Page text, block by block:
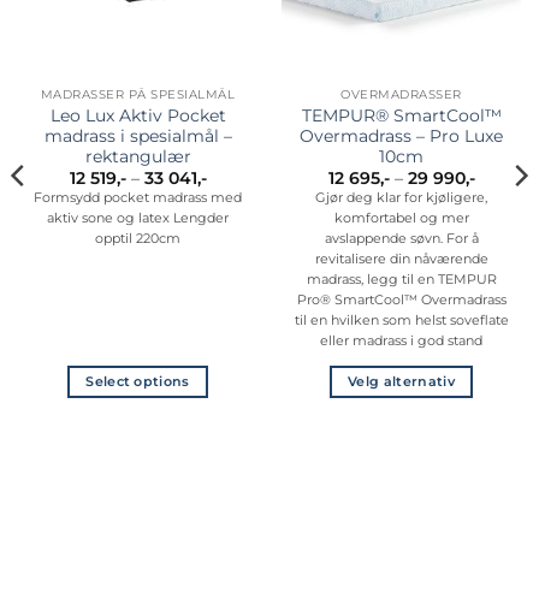
MADRASSER PÅ SPESIALMÅL
Leo Lux Aktiv Pocket
madrass i spesialmål –
rektangulær
12 519,- – 33 041,-Prisområde:
12
519,-
til
Formsydd pocket madrass med
aktiv sone og latex Lengder
opptil 220cm
Select options
OVERMADRASSER
TEMPUR® SmartCool™
Overmadrass – Pro Luxe
10cm
12 695,- – 29 990,-
12
695,-
29
990,-
Gjør deg klar for kjøligere,
komfortabel og mer
avslappende søvn. For å
revitalisere din nåværende
madrass, legg til en TEMPUR
Pro® SmartCool™ Overmadrass
til en hvilken som helst soveflate
eller madrass i god stand
Velg alternativ